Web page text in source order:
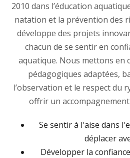
2010 dans l’éducation
natation et la prévention des
développe des projets
chacun de se sentir en
aquatique. Nous mettons en
pédagogiques adaptées,
l’observation et le respect du
offrir un
Se sentir à l'aise dans
déplacer
Développer la